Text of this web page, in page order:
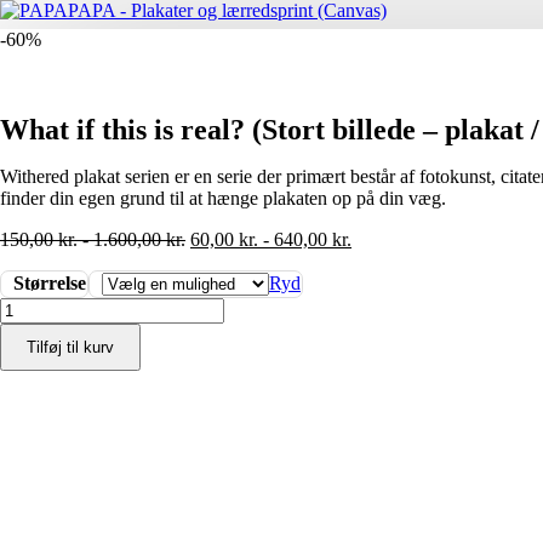
-60%
What if this is real? (Stort billede – plakat
Withered plakat serien er en serie der primært består af fotokunst,
finder din egen grund til at hænge plakaten op på din væg.
150,00kr.-1.600,00kr. 60,00 kr. - 640,00 kr.
Størrelse
Ryd
What
if
is
Tilføj til kurv